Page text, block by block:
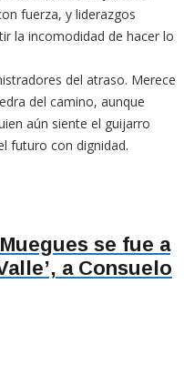
fuerza, y liderazgos
la incomodidad de hacer lo
del atraso. Merece
del camino, aunque
aún siente el guijarro
futuro con dignidad.
se fue a
a Consuelo